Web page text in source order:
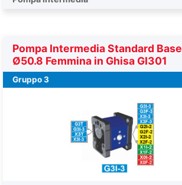
Pompa Intermedia Standard Base
Ø50.8 Femmina in Ghisa GI301
Gruppo 3